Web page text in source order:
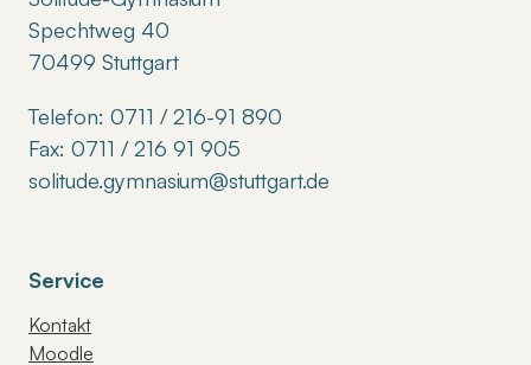
Spechtweg 40
70499 Stuttgart
Telefon: 0711 / 216-91 890
Fax: 0711 / 216 91 905
solitude.gymnasium@stuttgart.de
Service
Kontakt
Moodle